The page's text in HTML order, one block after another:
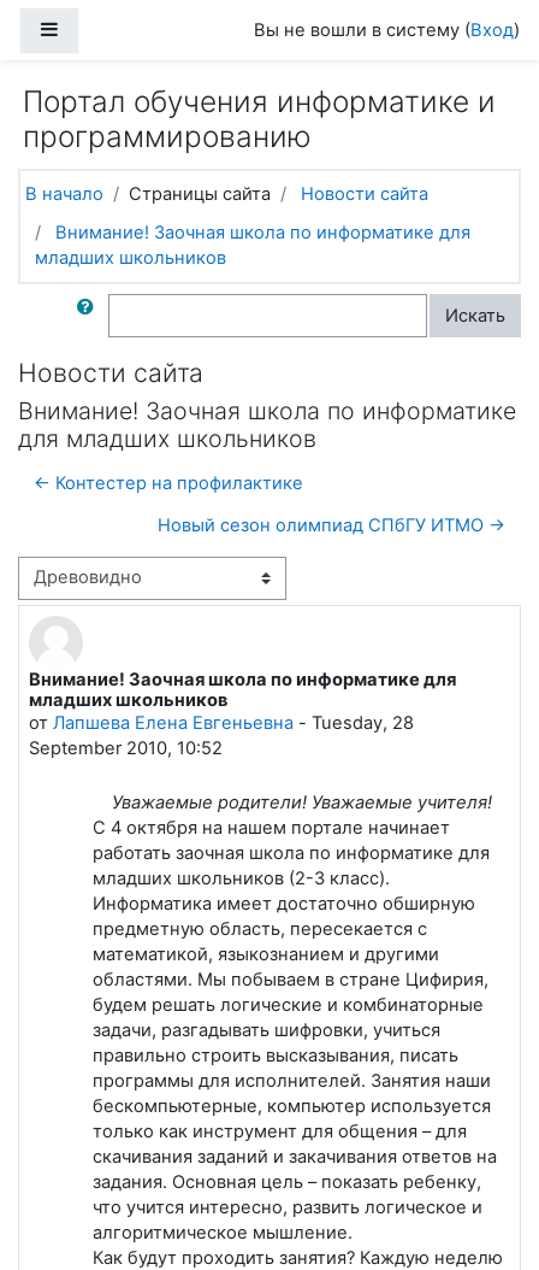
Вы не вошли в систему (Вход)
Портал обучения информатике и
программированию
В начало Страницы сайта
Новости сайта
Внимание! Заочная школа по информатике для
младших школьников
Поиск по форумам Искать
Новости сайта
Внимание! Заочная школа по информатике
для младших школьников
← Контестер на профилактике
Новый сезон олимпиад СПбГУ ИТМО →
Режим отображения
Внимание! Заочная школа по информатике для
младших школьников
от Лапшева Елена Евгеньевна - Tuesday, 28
September 2010, 10:52
Количество ответов: 0
Уважаемые родители! Уважаемые учителя!
С 4 октября на нашем портале начинает
работать заочная школа по информатике для
младших школьников (2-3 класс).
Информатика имеет достаточно обширную
предметную область, пересекается с
математикой, языкознанием и другими
областями. Мы побываем в стране Цифирия,
будем решать логические и комбинаторные
задачи, разгадывать шифровки, учиться
правильно строить высказывания, писать
программы для исполнителей. Занятия наши
бескомпьютерные, компьютер используется
только как инструмент для общения – для
скачивания заданий и закачивания ответов на
задания. Основная цель – показать ребенку,
что учится интересно, развить логическое и
алгоритмическое мышление.
Как будут проходить занятия? Каждую неделю